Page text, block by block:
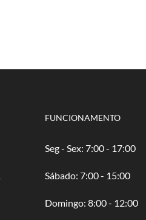
FUNCIONAMENTO
Seg - Sex: 7:00 - 17:00
​​Sábado: 7:00 - 15:00
​Domingo: 8:00 - 12:00